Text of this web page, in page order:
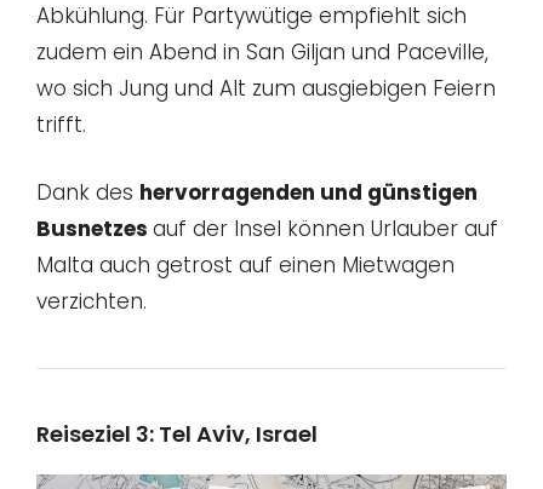
Abkühlung. Für Partywütige empfiehlt sich
zudem ein Abend in San Giljan und Paceville,
wo sich Jung und Alt zum ausgiebigen Feiern
trifft.
Dank des hervorragenden und günstigen
Busnetzes auf der Insel können Urlauber auf
Malta auch getrost auf einen Mietwagen
verzichten.
Reiseziel 3: Tel Aviv, Israel